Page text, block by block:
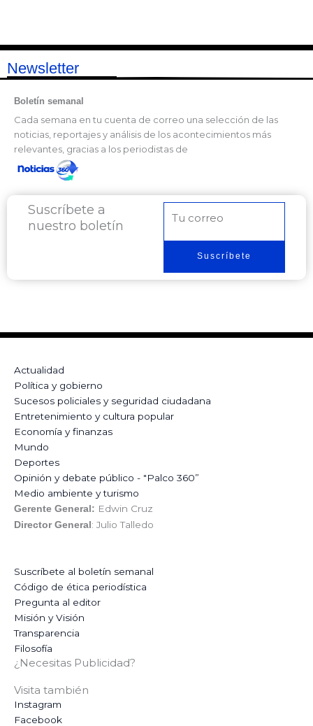
Newsletter
Boletín semanal
Cada semana en tu cuenta de correo una selección de las
noticias, reportajes y análisis de los acontecimientos más
relevantes, gracias a los periodistas de
Suscríbete a
nuestro boletín
electrónico
Suscríbete
Actualidad
Política y gobierno
Sucesos policiales y seguridad ciudadana
Entretenimiento y cultura popular
Economía y finanzas
Mundo
Deportes
Opinión y debate público - "Palco 360”
Medio ambiente y turismo
Gerente General: Edwin Cruz
Director General : Julio Talledo
Suscríbete al boletín semanal
Código de ética periodística
Pregunta al editor
Misión y Visión
Transparencia
Filosofía
¿Necesitas Publicidad?
Visita también
Instagram
Facebook